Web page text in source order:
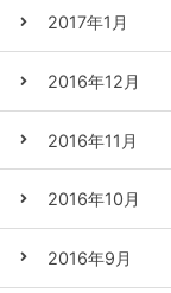
2017年1月
2016年12月
2016年11月
2016年10月
2016年9月